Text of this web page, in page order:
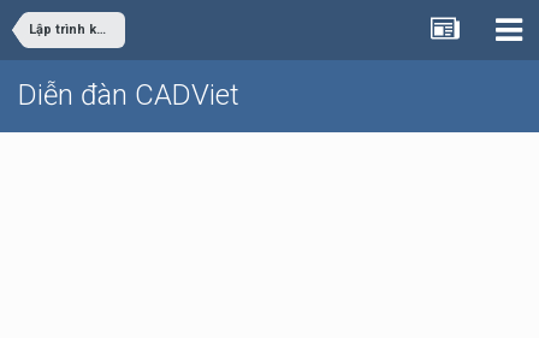
Lập trình khác
Diễn đàn CADViet